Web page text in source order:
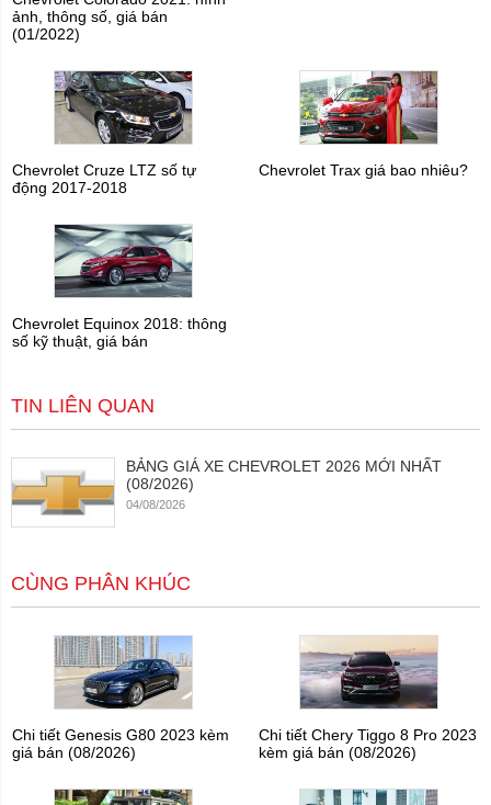
ảnh, thông số, giá bán
(01/2022)
Chevrolet Cruze LTZ số tự
động 2017-2018
Chevrolet Trax giá bao nhiêu?
Chevrolet Equinox 2018: thông
số kỹ thuật, giá bán
TIN LIÊN QUAN
BẢNG GIÁ XE CHEVROLET 2026 MỚI NHẤT
(08/2026)
04/08/2026
CÙNG PHÂN KHÚC
Chi tiết Genesis G80 2023 kèm
giá bán (08/2026)
Chi tiết Chery Tiggo 8 Pro 2023
kèm giá bán (08/2026)